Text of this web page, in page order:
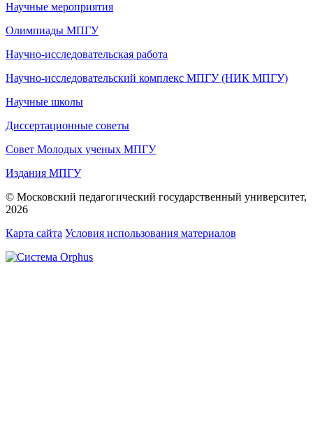
Научные мероприятия
Олимпиады МПГУ
Научно-исследовательская работа
Научно-исследовательский комплекс МПГУ (НИК МПГУ)
Научные школы
Диссертационные советы
Совет Молодых ученых МПГУ
Издания МПГУ
© Московский педагогический государственный университет,
2026
Карта сайта Условия использования материалов